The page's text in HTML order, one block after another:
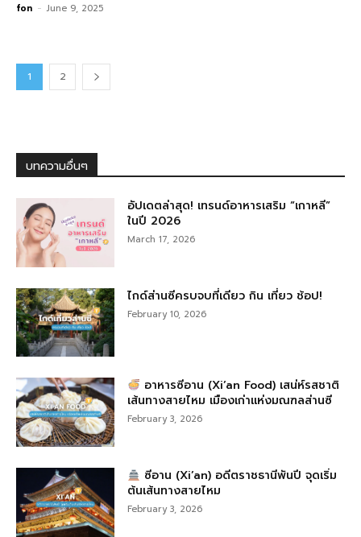
fon - June 9, 2025
1 2
บทความอื่นๆ
อัปเดตล่าสุด! เทรนด์อาหารเสริม “เกาหลี”
ในปี 2026
March 17, 2026
ไกด์ส่านซีครบจบที่เดียว กิน เที่ยว ช้อป!
February 10, 2026
อาหารซีอาน (Xi’an Food) เสน่ห์รสชาติ
เส้นทางสายไหม เมืองเก่าแห่งมณฑลส่านซี
February 3, 2026
ซีอาน (Xi’an) อดีตราชธานีพันปี จุดเริ่ม
ต้นเส้นทางสายไหม
February 3, 2026